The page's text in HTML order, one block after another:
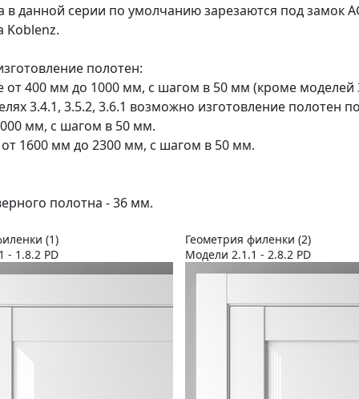
в данной серии по умолчанию зарезаются под замок
Koblenz.
полотен:
400 мм до 1000 мм, с шагом в 50 мм (кроме моделей
3.4.1, 3.5.2, 3.6.1 возможно изготовление полотен
мм, с шагом в 50 мм.
1600 мм до 2300 мм, с шагом в 50 мм.
полотна - 36 мм.
(1)
- 1.8.2 PD
Геометрия филенки (2)
Модели 2.1.1 - 2.8.2 PD